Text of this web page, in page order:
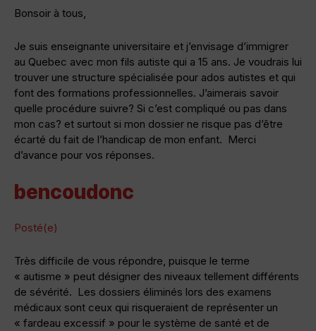
Bonsoir à tous,
Je suis enseignante universitaire et j’envisage d’immigrer
au Quebec avec mon fils autiste qui a 15 ans. Je voudrais lui
trouver une structure spécialisée pour ados autistes et qui
font des formations professionnelles. J’aimerais savoir
quelle procédure suivre? Si c’est compliqué ou pas dans
mon cas? et surtout si mon dossier ne risque pas d’être
écarté du fait de l’handicap de mon enfant. Merci
d’avance pour vos réponses.
bencoudonc
Posté(e)
Très difficile de vous répondre, puisque le terme
« autisme » peut désigner des niveaux tellement différents
de sévérité. Les dossiers éliminés lors des examens
médicaux sont ceux qui risqueraient de représenter un
« fardeau excessif » pour le système de santé et de